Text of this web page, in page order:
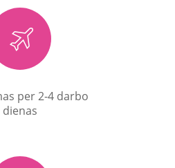
per 2-4 darbo
dienas